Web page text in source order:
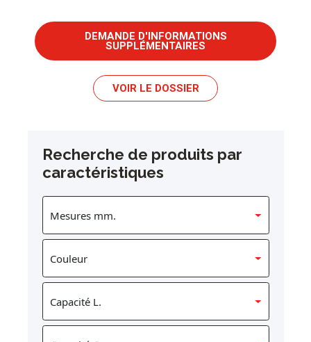
DEMANDE D'INFORMATIONS
SUPPLÉMENTAIRES
VOIR LE DOSSIER
Recherche de produits par
caractéristiques